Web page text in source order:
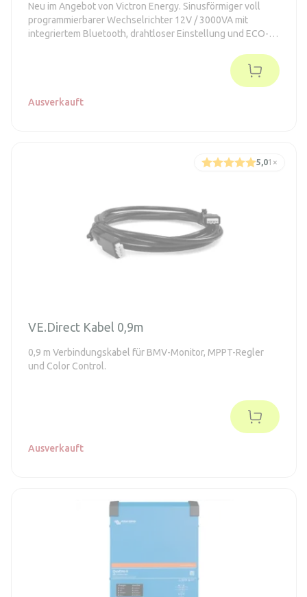
Neu im Angebot von Victron Energy. Sinusförmiger voll
programmierbarer Wechselrichter 12V / 3000VA mit
integriertem Bluetooth, drahtloser Einstellung und ECO-
Ausverkauft
5,01 ×
VE.Direct Kabel 0,9m
0,9 m Verbindungskabel für BMV-Monitor, MPPT-Regler
und Color Control.
Ausverkauft